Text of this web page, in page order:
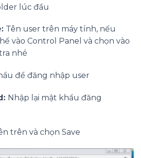
lúc đầu
Tên user trên máy tính, nếu
vào Control Panel và chọn vào
nhé
để đăng nhập user
Nhập lại mật khẩu đăng
trên và chọn Save